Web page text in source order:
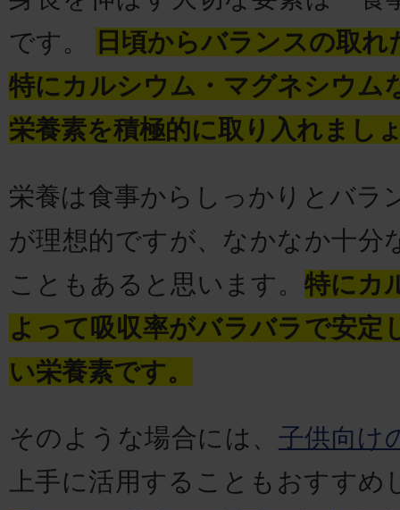
です。
日頃からバランスの取れ
特にカルシウム・マグネシウム
栄養素を積極的に取り入れまし
栄養は食事からしっかりとバラ
が理想的ですが、なかなか十分
こともあると思います。 特にカ
よって吸収率がバラバラで安定
い栄養素です。
そのような場合には、 子供向け
上手に活用することもおすすめ